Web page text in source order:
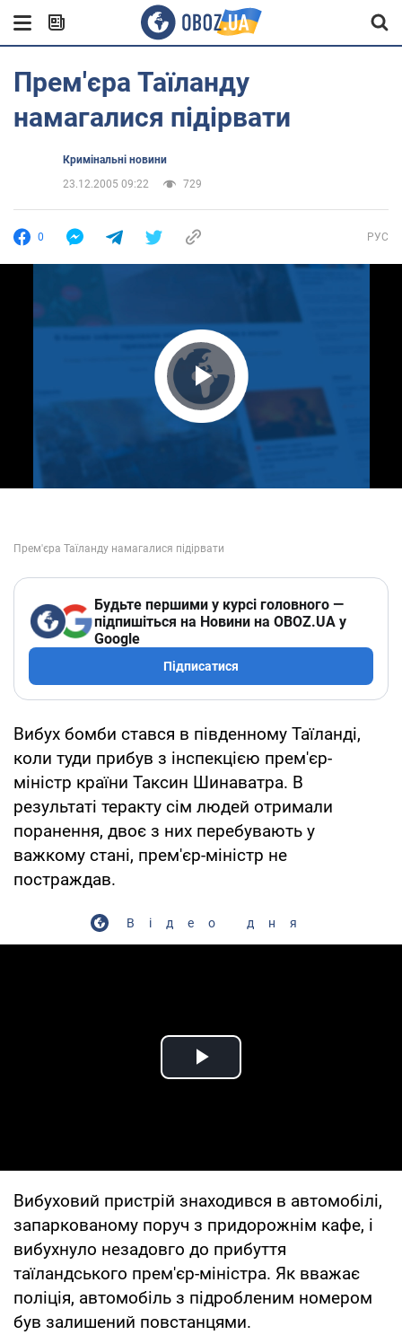
Прем'єра Таїланду
намагалися підірвати
Кримінальні новини
23.12.2005 09:22
729
0 РУС
Play Video
Будьте першими у курсі головного —
підпишіться на Новини на OBOZ.UA у
Google
Підписатися
Вибух бомби стався в південному Таїланді,
коли туди прибув з інспекцією прем'єр-
міністр країни Таксин Шинаватра. В
результаті теракту сім людей отримали
поранення, двоє з них перебувають у
важкому стані, прем'єр-міністр не
постраждав.
Відео дня
Play Video
Вибуховий пристрій знаходився в автомобілі,
запаркованому поруч з придорожнім кафе, і
вибухнуло незадовго до прибуття
таїландського прем'єр-міністра. Як вважає
поліція, автомобіль з підробленим номером
був залишений повстанцями.